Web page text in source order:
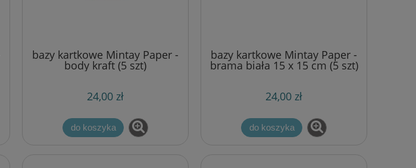
bazy kartkowe Mintay Paper -
body kraft (5 szt)
24,00 zł
do koszyka
bazy kartkowe Mintay Paper -
brama biała 15 x 15 cm (5 szt)
24,00 zł
do koszyka